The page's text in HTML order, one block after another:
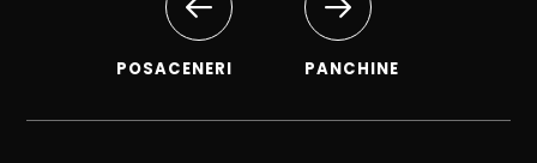
POSACENERI PANCHINE